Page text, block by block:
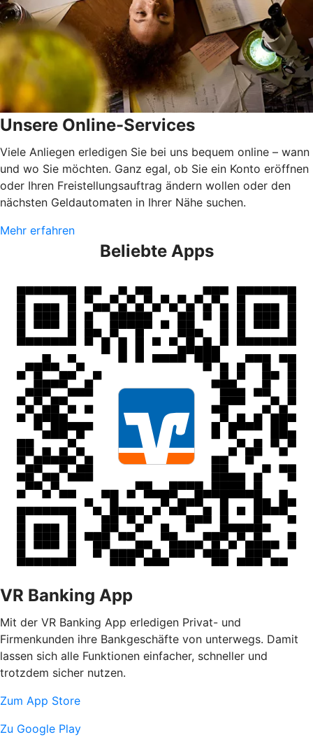
Unsere Online-Services
Viele Anliegen erledigen Sie bei uns bequem online – wann
und wo Sie möchten. Ganz egal, ob Sie ein Konto eröffnen
oder Ihren Freistellungsauftrag ändern wollen oder den
nächsten Geldautomaten in Ihrer Nähe suchen.
Mehr erfahren
Beliebte Apps
VR Banking App
Mit der VR Banking App erledigen Privat- und
Firmenkunden ihre Bankgeschäfte von unterwegs. Damit
lassen sich alle Funktionen einfacher, schneller und
trotzdem sicher nutzen.
Zum App Store
Zu Google Play